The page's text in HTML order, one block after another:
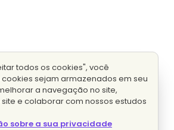
todos os cookies", você
sejam armazenados em seu
a navegação no site,
e colaborar com nossos estudos
sobre a sua privacidade